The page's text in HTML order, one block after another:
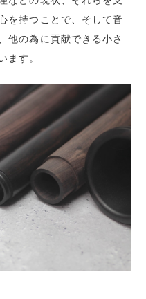
を持つことで、そして音
他の為に貢献できる小さ
ます。